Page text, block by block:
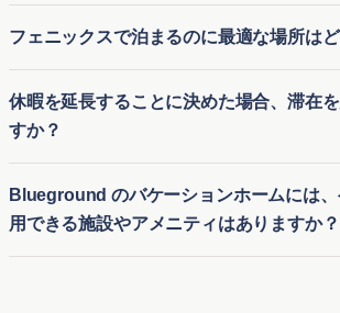
ションや延長された訪問を求める方に最
のように快適な環境を提供します。
約オプションにより、短期滞在と長期滞
る旅行者にとって便利です。
サポートを提供しています。ご不明点やご
は、Blueground アプリ、Eメール、また
にサポートチームにご連絡いただけます
いサポートチームが、ご滞在中いつでも必
いできるようにいたします。
フェニックスで泊まるのに最適な場所は
かでキャメルバックマウンテンに近く、贅
スタイルを提供します。活気ある雰囲気
ウンタウンフェニックスが理想的で、活
ン、多様な食事オプション、にぎやかな
ます。トレンディで歩きやすいエリアを好
リー、ブティック、カフェが混在する多
休暇を延長することに決めた場合、滞在
すか？
当社のバケーション宿泊施設でご滞在を延
性をご提供しています。アプリから簡単に
するか、サポートチームに連絡して空き
Blueground のバケーションホームには、
用できる施設やアメニティはありますか？